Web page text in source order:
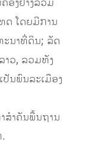
ອງຢ່າງລວມ
ດ ໂດຍມີການ
ະນາທີ່ດິນ; ລັດ
າວ, ລວມທັງ
ນພົນລະເມືອງ
ສຳຄັນພື້ນຖານ